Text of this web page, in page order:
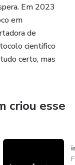
Em 2023
em
de
científico
certo, mas
criou esse